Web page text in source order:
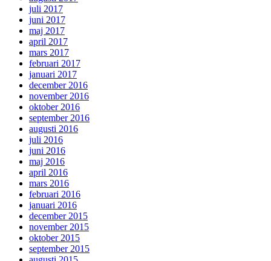
juli 2017
juni 2017
maj 2017
april 2017
mars 2017
februari 2017
januari 2017
december 2016
november 2016
oktober 2016
september 2016
augusti 2016
juli 2016
juni 2016
maj 2016
april 2016
mars 2016
februari 2016
januari 2016
december 2015
november 2015
oktober 2015
september 2015